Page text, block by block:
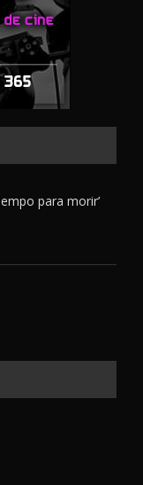
para morir’